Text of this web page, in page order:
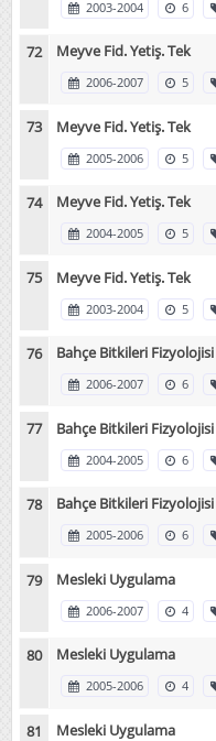
2003-2004 6
Meyve Fid. Yetiş. Tek
2006-2007 5
Meyve Fid. Yetiş. Tek
2005-2006 5
Meyve Fid. Yetiş. Tek
2004-2005 5
Meyve Fid. Yetiş. Tek
2003-2004 5
Bahçe Bitkileri Fizyolojisi
2006-2007 6
Bahçe Bitkileri Fizyolojisi
2004-2005 6
Bahçe Bitkileri Fizyolojisi
2005-2006 6
Mesleki Uygulama
2006-2007 4
Mesleki Uygulama
2005-2006 4
Mesleki Uygulama